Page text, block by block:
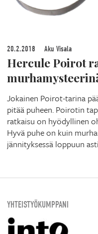
20.2.2018 Aku Visala
Hercule Poirot
Jokainen Poirot-tarina
pitää puheen. Poirotin
ratkaisu on hyödyllinen
Hyvä puhe on kuin
jännityksessä loppuun
YHTEISTYÖKUMPPANI